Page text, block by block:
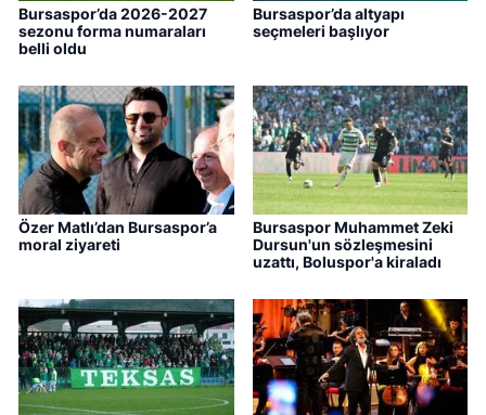
Bursaspor’da 2026-2027
sezonu forma numaraları
belli oldu
Bursaspor’da altyapı
seçmeleri başlıyor
Özer Matlı’dan Bursaspor’a
moral ziyareti
Bursaspor Muhammet Zeki
Dursun'un sözleşmesini
uzattı, Boluspor'a kiraladı